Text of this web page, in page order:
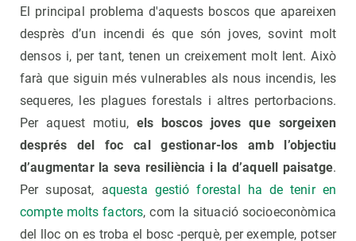
El principal problema d'aquests boscos que apareixen
desprès d’un incendi és que són joves, sovint molt
densos i, per tant, tenen un creixement molt lent. Això
farà que siguin més vulnerables als nous incendis, les
sequeres, les plagues forestals i altres pertorbacions.
Per aquest motiu, els boscos joves que sorgeixen
després del foc cal gestionar-los amb l’objectiu
d’augmentar la seva resiliència i la d’aquell paisatge.
Per suposat, aquesta gestió forestal ha de tenir en
compte molts factors, com la situació socioeconòmica
del lloc on es troba el bosc -perquè, per exemple, potser